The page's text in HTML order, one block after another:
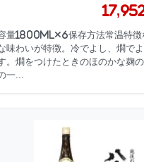
量1800ml×6保存方法常温特徴
味わいが特徴。冷でよし、燗で
。燗をつけたときのほのかな麹
一...